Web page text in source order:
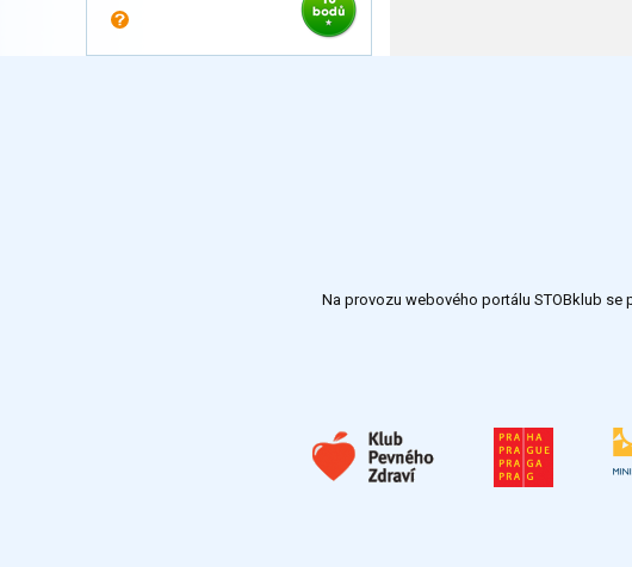
Na provozu webového portálu STOBklub se